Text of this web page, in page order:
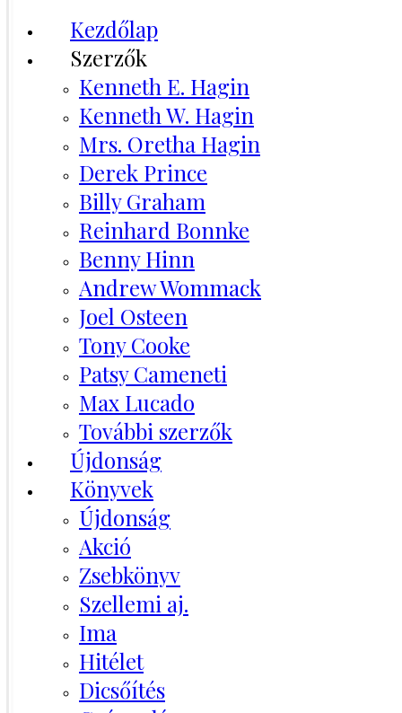
Kezdőlap
Szerzők
Kenneth E. Hagin
Kenneth W. Hagin
Mrs. Oretha Hagin
Derek Prince
Billy Graham
Reinhard Bonnke
Benny Hinn
Andrew Wommack
Joel Osteen
Tony Cooke
Patsy Cameneti
Max Lucado
További szerzők
Újdonság
Könyvek
Újdonság
Akció
Zsebkönyv
Szellemi aj.
Ima
Hitélet
Dicsőítés